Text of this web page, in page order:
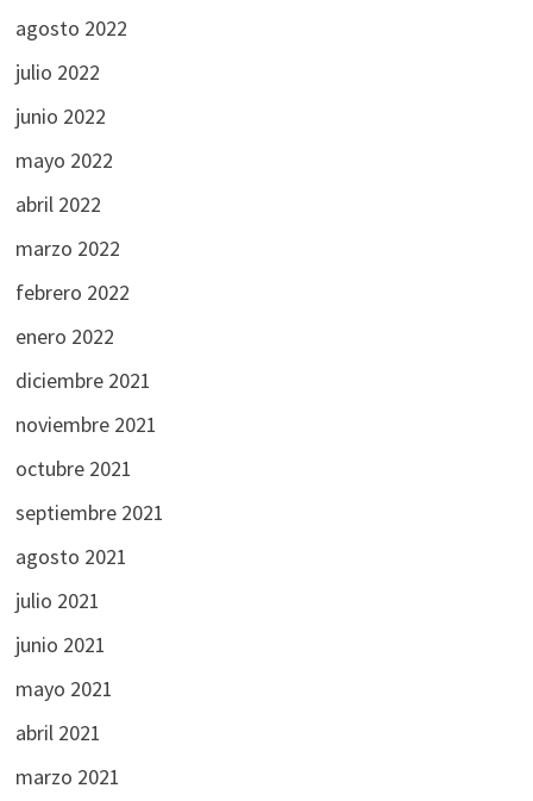
agosto 2022
julio 2022
junio 2022
mayo 2022
abril 2022
marzo 2022
febrero 2022
enero 2022
diciembre 2021
noviembre 2021
octubre 2021
septiembre 2021
agosto 2021
julio 2021
junio 2021
mayo 2021
abril 2021
marzo 2021